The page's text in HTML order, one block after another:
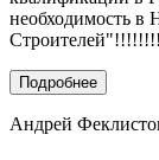
необходимость
Подробнее
Андрей